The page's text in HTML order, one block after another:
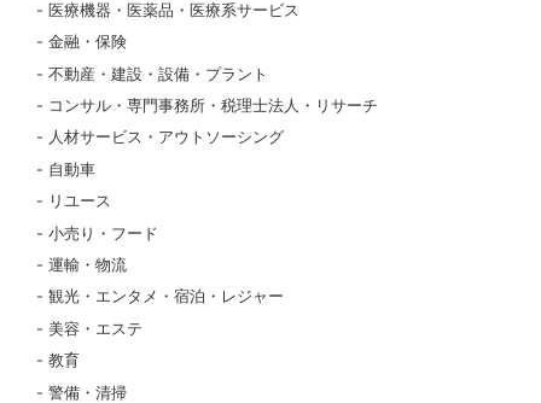
医療機器・医薬品・医療系サービス
金融・保険
不動産・建設・設備・プラント
コンサル・専門事務所・税理士法人・リサーチ
人材サービス・アウトソーシング
自動車
リユース
小売り・フード
運輸・物流
観光・エンタメ・宿泊・レジャー
美容・エステ
教育
警備・清掃